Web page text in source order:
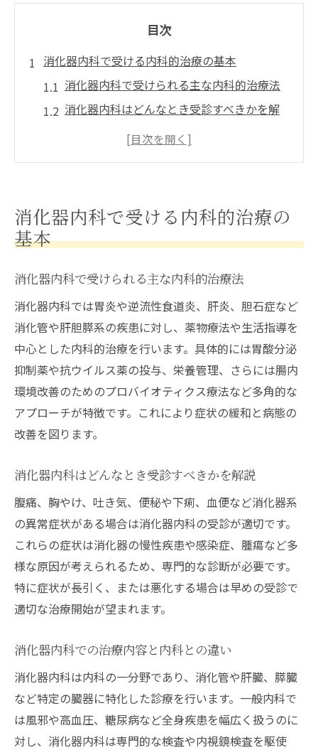
目次
消化器内科で受ける内科的治療の基本
消化器内科で受けられる主な内科的治療法
消化器内科はどんなとき受診すべきかを解
初診時に受ける消化器内科の治療の流れ
症状別に見る消化器内科の診療ポイント
代表的な消化器内科の症状とその診療ポイ
ント
消化器内科で診る主な症状と受診の目安
消化器内科での症状別診断と内科の違い
消化器内科の疾患一覧から症状ごとの対応
策
内科ではなく消化器内科を選ぶべき症状を
解説
ック
初診時に消化器内科で行う検査とは
消化器内科初診時に受ける主な検査内容
消化器内科で実施される初診時の流れを紹
介
消化器内科で胃カメラなど検査が必要な場
消化器内科の検査前の注意点と準備方法
消化器内科の初診で聞かれる症状や疾患の
例
内科と消化器内科で異なる検査ポイント
内科と消化器内科の違いをやさしく解説
消化器内科で受ける内科的治療の
基本
消化器内科で受けられる主な内科的治療法
消化器内科では胃炎や逆流性食道炎、肝炎、胆石症など
消化管や肝胆膵系の疾患に対し、薬物療法や生活指導を
中心とした内科的治療を行います。具体的には胃酸分泌
抑制薬や抗ウイルス薬の投与、栄養管理、さらには腸内
環境改善のためのプロバイオティクス療法など多角的な
アプローチが特徴です。これにより症状の緩和と病態の
改善を図ります。
消化器内科はどんなとき受診すべきかを解説
腹痛、胸やけ、吐き気、便秘や下痢、血便など消化器系
の異常症状がある場合は消化器内科の受診が適切です。
これらの症状は消化器の慢性疾患や感染症、腫瘍など多
様な原因が考えられるため、専門的な診断が必要です。
特に症状が長引く、または悪化する場合は早めの受診で
適切な治療開始が望まれます。
消化器内科での治療内容と内科との違い
消化器内科は内科の一分野であり、消化管や肝臓、膵臓
など特定の臓器に特化した診療を行います。一般内科で
は風邪や高血圧、糖尿病など全身疾患を幅広く扱うのに
対し、消化器内科は専門的な検査や内視鏡検査を駆使